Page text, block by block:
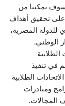
سوف يمكننا من
على تحقيق أهداف
للدولة المصرية،
في تنفيذ
الطلابية
ومبادرات
المجالات.